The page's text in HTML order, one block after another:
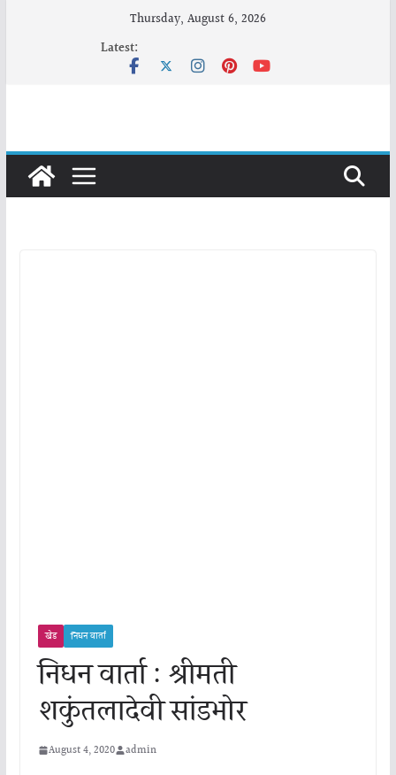
Thursday, August 6, 2026
Latest:
खेड निधन वार्ता
निधन वार्ता : श्रीमती
शकुंतलादेवी सांडभोर
August 4, 2020 admin